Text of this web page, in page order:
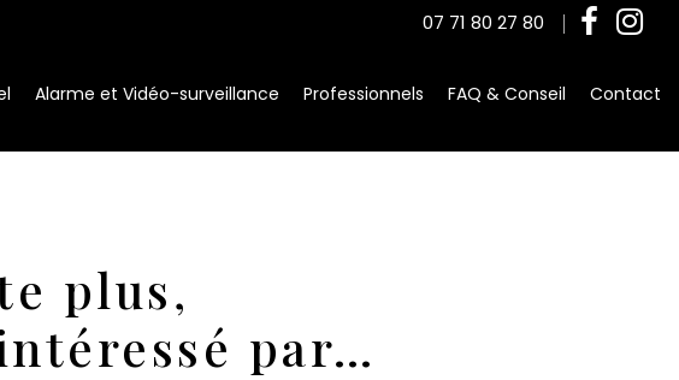
07 71 80 27 80
Alarme et Vidéo-surveillance Professionnels FAQ & Conseil Contact
plus,
par…